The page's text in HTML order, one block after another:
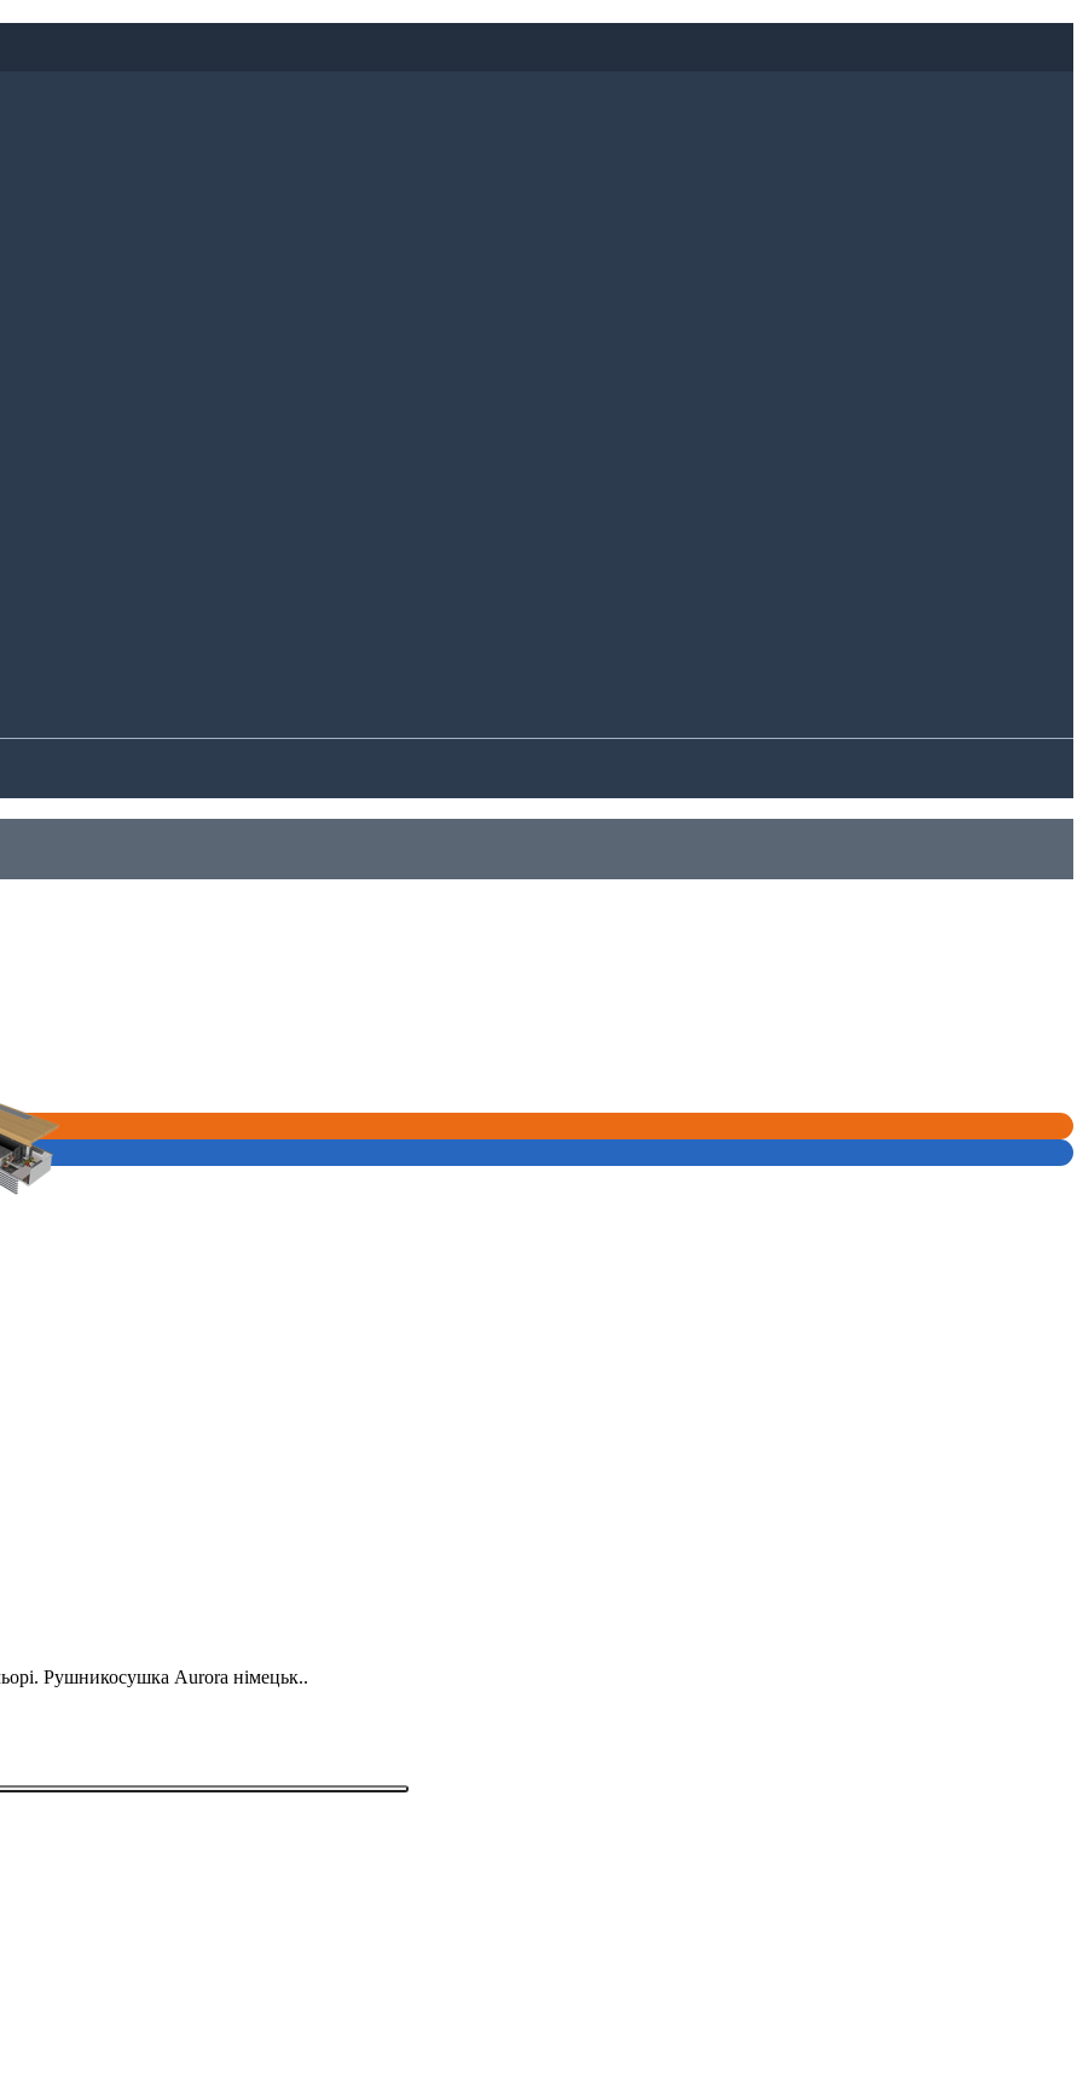
Рушникосушка Aurora німецьк..